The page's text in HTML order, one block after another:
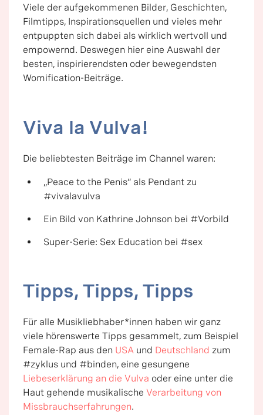
Viele der aufgekommenen Bilder, Geschichten,
Filmtipps, Inspirationsquellen und vieles mehr
entpuppten sich dabei als wirklich wertvoll und
empowernd. Deswegen hier eine Auswahl der
besten, inspirierendsten oder bewegendsten
Womification-Beiträge.
Viva la Vulva!
Die beliebtesten Beiträge im Channel waren:
„Peace to the Penis“ als Pendant zu
#vivalavulva
Ein Bild von Kathrine Johnson bei #Vorbild
Super-Serie: Sex Education bei #sex
Tipps, Tipps, Tipps
Für alle Musikliebhaber*innen haben wir ganz
viele hörenswerte Tipps gesammelt, zum Beispiel
Female-Rap aus den USA und Deutschland zum
#zyklus und #binden, eine gesungene
Liebeserklärung an die Vulva oder eine unter die
Haut gehende musikalische Verarbeitung von
Missbrauchserfahrungen.